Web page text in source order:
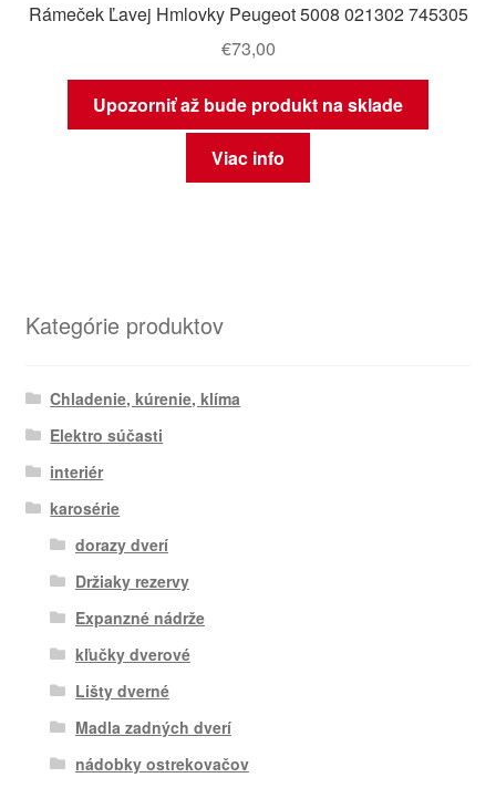
Rámeček Ľavej Hmlovky Peugeot 5008 021302 745305
€73,00
Upozorniť až bude produkt na sklade
Viac info
Kategórie produktov
Chladenie, kúrenie, klíma
Elektro súčasti
interiér
karosérie
dorazy dverí
Držiaky rezervy
Expanzné nádrže
kľučky dverové
Lišty dverné
Madla zadných dverí
nádobky ostrekovačov